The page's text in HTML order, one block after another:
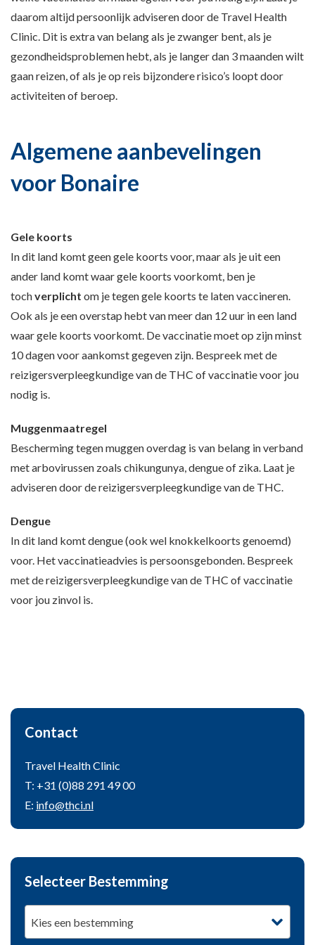
daarom altijd persoonlijk adviseren door de Travel Health
Clinic. Dit is extra van belang als je zwanger bent, als je
gezondheidsproblemen hebt, als je langer dan 3 maanden wilt
gaan reizen, of als je op reis bijzondere risico’s loopt door
activiteiten of beroep.
Algemene aanbevelingen
voor Bonaire
Gele koorts
In dit land komt geen gele koorts voor, maar als je uit een
ander land komt waar gele koorts voorkomt, ben je
tochverplicht om je tegen gele koorts te laten vaccineren.
Ook als je een overstap hebt van meer dan 12 uur in een land
waar gele koorts voorkomt. De vaccinatie moet op zijn minst
10 dagen voor aankomst gegeven zijn. Bespreek met de
reizigersverpleegkundige van de THC of vaccinatie voor jou
nodig is.
Muggenmaatregel
Bescherming tegen muggen overdag is van belang in verband
met arbovirussen zoals chikungunya, dengue of zika. Laat je
adviseren door de reizigersverpleegkundige van de THC.
Dengue
In dit land komt dengue (ook wel knokkelkoorts genoemd)
voor. Het vaccinatieadvies is persoonsgebonden. Bespreek
met de reizigersverpleegkundige van de THC of vaccinatie
voor jou zinvol is.
Contact
Travel Health Clinic
T: +31 (0)88 291 49 00
E: info@thci.nl
Selecteer Bestemming
Kies een bestemming